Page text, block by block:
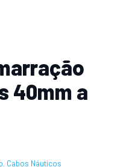
40mm a
, Cabos Náuticos